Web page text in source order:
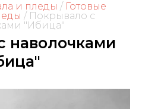
и пледы / Готовые
/ Покрывало с
"Ибица"
наволочками